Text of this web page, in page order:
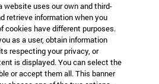
website uses our own and third-
retrieve information when you
cookies have different purposes.
as a user, obtain information
respecting your privacy, or
is displayed. You can select the
or accept them all. This banner